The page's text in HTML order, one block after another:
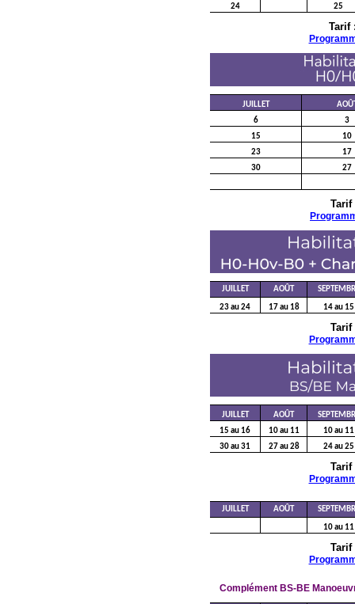
24
25
Tarif
JUILLET
6
3
15
10
23
17
30
27
Tarif
JUILLET AOÛT
23 au 24 17 au 18 14 au 15
Tarif
JUILLET AOÛT
15 au 16
10 au 11
10 au 11
30 au 31
27 au 28 24 au 25
Tarif
JUILLET AOÛT
10 au 11
Tarif
Complément BS-BE